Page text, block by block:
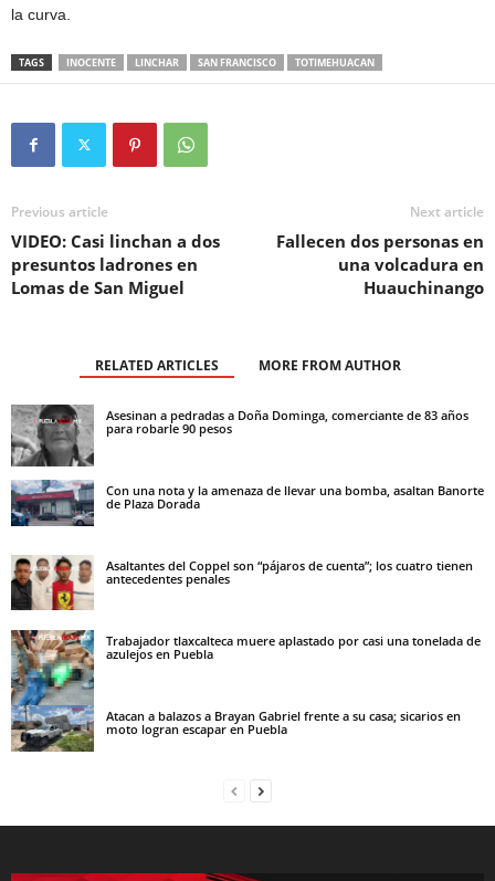
la curva.
TAGS INOCENTE LINCHAR SAN FRANCISCO TOTIMEHUACAN
Previous article
VIDEO: Casi linchan a dos
presuntos ladrones en
Lomas de San Miguel
Next article
Fallecen dos personas en
una volcadura en
Huauchinango
RELATED ARTICLES MORE FROM AUTHOR
Asesinan a pedradas a Doña Dominga, comerciante de 83 años
para robarle 90 pesos
Con una nota y la amenaza de llevar una bomba, asaltan Banorte
de Plaza Dorada
Asaltantes del Coppel son “pájaros de cuenta”; los cuatro tienen
antecedentes penales
Trabajador tlaxcalteca muere aplastado por casi una tonelada de
azulejos en Puebla
Atacan a balazos a Brayan Gabriel frente a su casa; sicarios en
moto logran escapar en Puebla